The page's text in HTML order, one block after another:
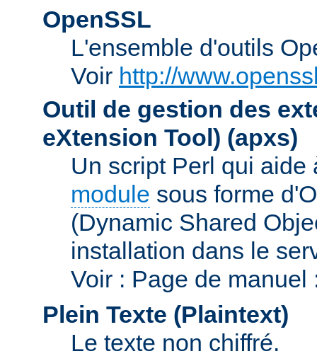
OpenSSL
L'ensemble d'outils
Voir http://
Outil de gestion des
eXtension Tool) (apxs)
Un script Perl qui
module sous forme
(Dynamic Shared
installation dans le
Voir : Page de
Plein Texte (Plaintext)
Le texte non chiffré.